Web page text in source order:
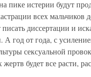
пике истерии будут
всех мальчиков
диссертации и
А год от года, с
сексуальной
будет все расти,